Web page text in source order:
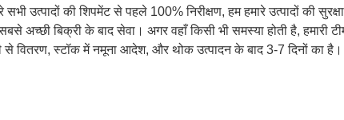
सभी उत्पादों की शिपमेंट से पहले 100% निरीक्षण, हम हमारे उत्पादों की
अच्छी बिक्री के बाद सेवा। अगर वहाँ किसी भी समस्या होती है, हमारी
से वितरण, स्टॉक में नमूना आदेश, और थोक उत्पादन के बाद 3-7 दिनों का है।